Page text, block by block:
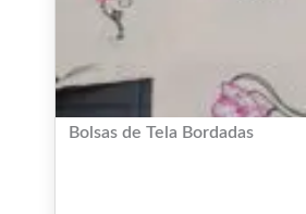
Bolsas de Tela Bordadas